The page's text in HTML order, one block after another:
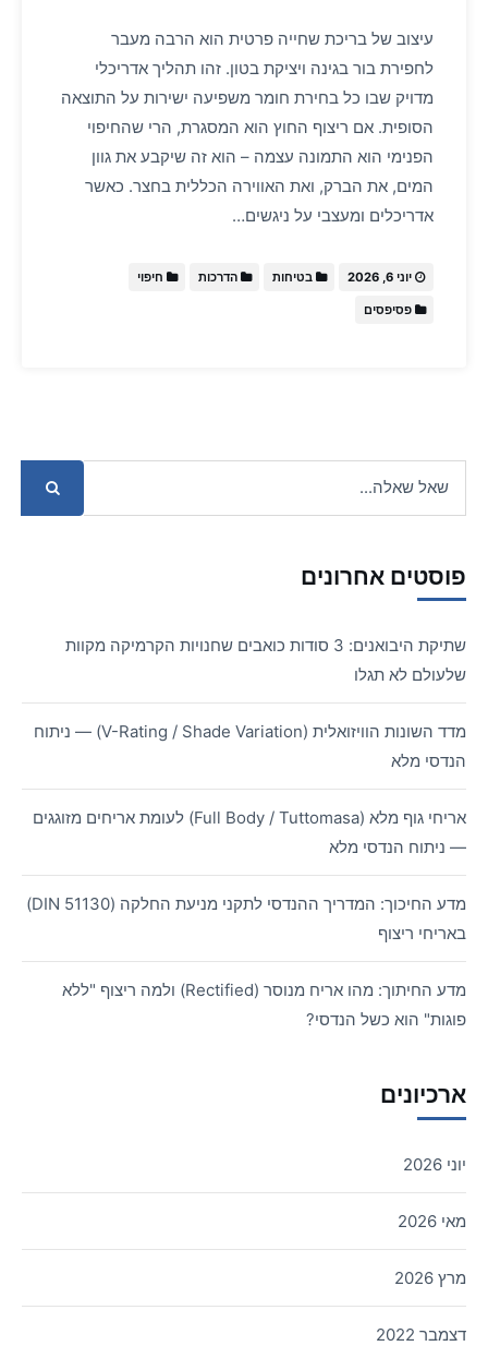
עיצוב של בריכת שחייה פרטית הוא הרבה מעבר
לחפירת בור בגינה ויציקת בטון. זהו תהליך אדריכלי
מדויק שבו כל בחירת חומר משפיעה ישירות על התוצאה
הסופית. אם ריצוף החוץ הוא המסגרת, הרי שהחיפוי
הפנימי הוא התמונה עצמה – הוא זה שיקבע את גוון
המים, את הברק, ואת האווירה הכללית בחצר. כאשר
אדריכלים ומעצבי על ניגשים…
יוני 6, 2026 בטיחות הדרכות חיפוי
פסיפסים
פוסטים אחרונים
שתיקת היבואנים: 3 סודות כואבים שחנויות הקרמיקה מקוות
שלעולם לא תגלו
מדד השונות הוויזואלית (V-Rating / Shade Variation) — ניתוח
הנדסי מלא
אריחי גוף מלא (Full Body / Tuttomasa) לעומת אריחים מזוגגים
— ניתוח הנדסי מלא
מדע החיכוך: המדריך ההנדסי לתקני מניעת החלקה (DIN 51130)
באריחי ריצוף
מדע החיתוך: מהו אריח מנוסר (Rectified) ולמה ריצוף "ללא
פוגות" הוא כשל הנדסי?
ארכיונים
יוני 2026
מאי 2026
מרץ 2026
דצמבר 2022